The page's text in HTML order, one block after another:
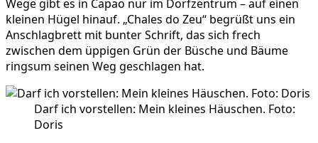
Wege gibt es in Capao nur im Dorfzentrum – auf einen
kleinen Hügel hinauf. „Chales do Zeu“ begrüßt uns ein
Anschlagbrett mit bunter Schrift, das sich frech
zwischen dem üppigen Grün der Büsche und Bäume
ringsum seinen Weg geschlagen hat.
Darf ich vorstellen: Mein kleines Häuschen. Foto:
Doris